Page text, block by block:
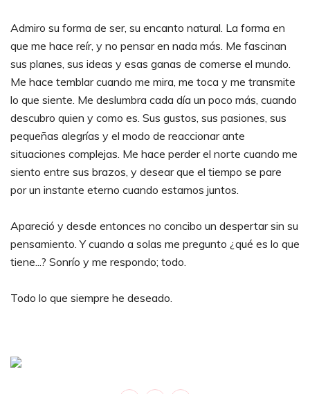
Admiro su forma de ser, su encanto natural. La forma en
que me hace reír, y no pensar en nada más. Me fascinan
sus planes, sus ideas y esas ganas de comerse el mundo.
Me hace temblar cuando me mira, me toca y me transmite
lo que siente. Me deslumbra cada día un poco más, cuando
descubro quien y como es. Sus gustos, sus pasiones, sus
pequeñas alegrías y el modo de reaccionar ante
situaciones complejas. Me hace perder el norte cuando me
siento entre sus brazos, y desear que el tiempo se pare
por un instante eterno cuando estamos juntos.
Apareció y desde entonces no concibo un despertar sin su
pensamiento. Y cuando a solas me pregunto ¿qué es lo que
tiene...? Sonrío y me respondo; todo.
Todo lo que siempre he deseado.